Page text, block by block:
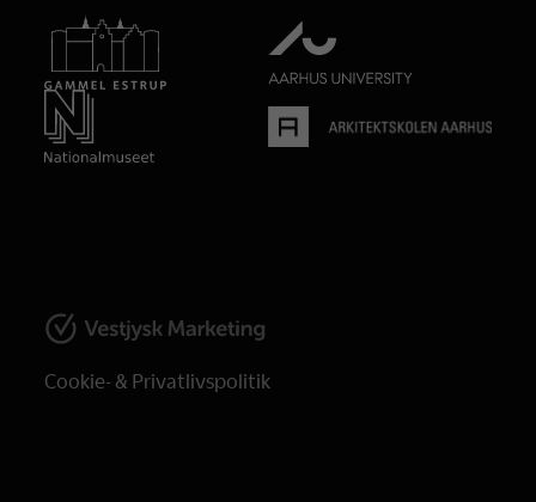
Cookie- & Privatlivspolitik